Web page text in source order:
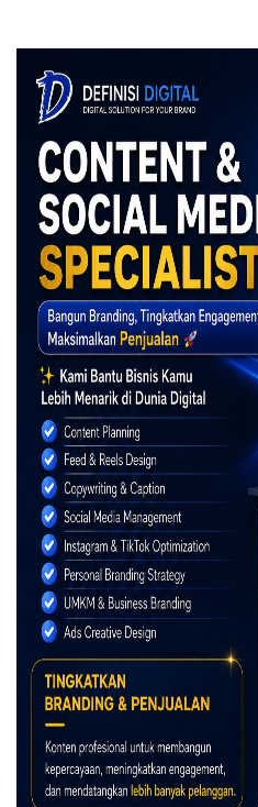
Sampai saat ini belum ada
konten yang viral di media